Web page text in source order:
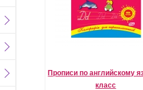
Прописи по английскому
класс